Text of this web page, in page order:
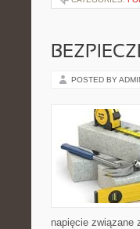
POSTED BY
napięcie związane